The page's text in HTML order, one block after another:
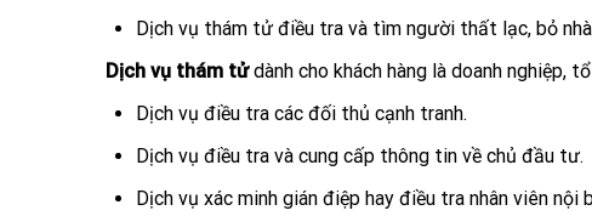
Dịch vụ thám tử điều tra và tìm người thất lạc, bỏ
Dịch vụ thám tửdành cho khách hàng là doanh nghiệp,
Dịch vụ điều tra các đối thủ cạnh tranh.
Dịch vụ điều tra và cung cấp thông tin về chủ đầu tư.
Dịch vụ xác minh gián điệp hay điều tra nhân viên nội